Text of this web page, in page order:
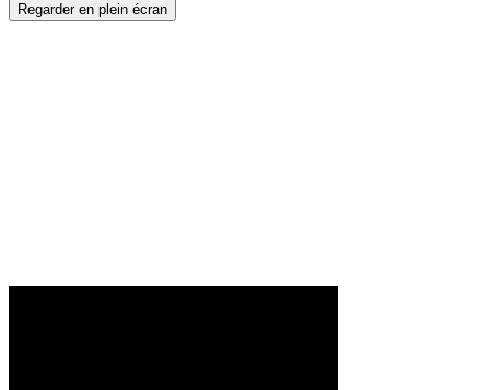
Regarder en plein écran